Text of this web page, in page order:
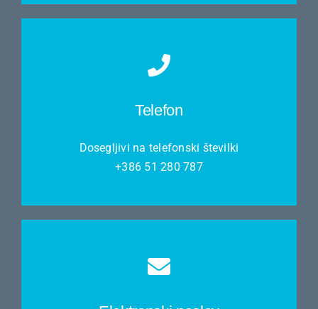
Telefon
Dosegljivi na telefonski številki
+386 51 280 787